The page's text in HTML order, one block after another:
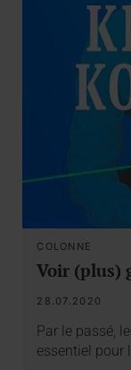
COLONNE
Voir (plus)
28.07.2020
Par le passé,
essentiel pour